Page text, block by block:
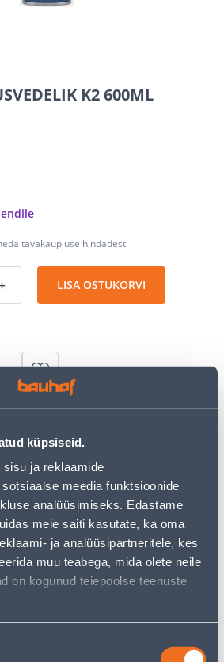
küpsiseid.
ja reklaamide
meedia funktsioonide
analüüsimiseks. Edastame
meie saiti kasutate, ka oma
ja analüüsipartneritele, kes
muu teabega, mida olete neile
on kogunud teiepoolse teenuste
K2 600ML
tavakaupluse hindadest
LISA OSTUKORVI
rehvide hooldamiseks
andmiseks.
rehvidele pikaajalise kaitse
ja pragunemise eest.
3,69 € al. 2-5 tööpäeva
al. 2,29 € al. 2-5 tööpäeva
09.08.2026